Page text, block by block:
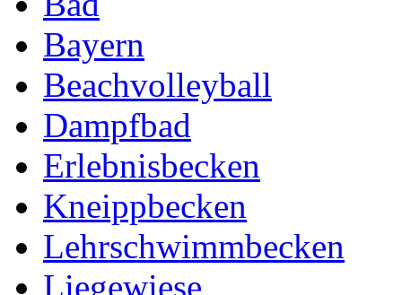
Bayern
Beachvolleyball
Dampfbad
Erlebnisbecken
Kneippbecken
Lehrschwimmbecken
Liegewiese